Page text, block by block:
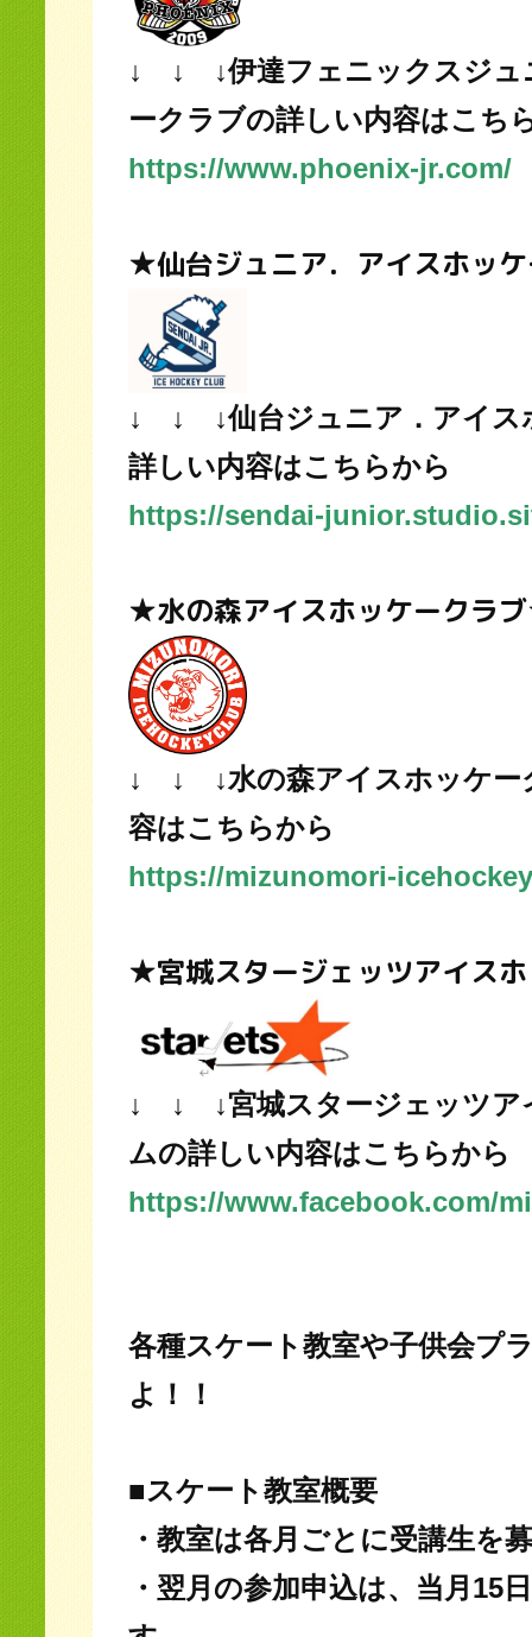
↓ ↓ ↓伊達フェニックスジュ
ークラブの詳しい内容はこち
https://www.phoenix-jr.com/
★仙台ジュニア．アイスホッ
↓ ↓ ↓仙台ジュニア．アイス
詳しい内容はこちらから
https://sendai-
★水の森アイスホッケークラ
↓ ↓ ↓水の森アイスホッケー
容はこちらから
https://mizunomori-
★宮城スタージェッツアイス
↓ ↓ ↓宮城スタージェッツア
ムの詳しい内容はこちらから
https://www.facebook.com/
各種スケート教室や子供会プ
よ！！
■スケート教室概要
・教室は各月ごとに受講生を
・翌月の参加申込は、当月15